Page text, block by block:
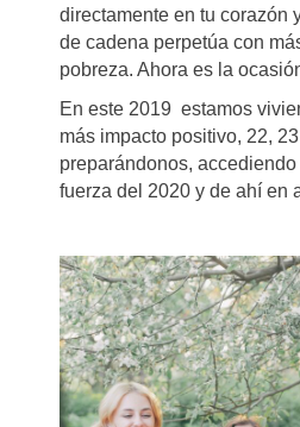
directamente en tu corazón
de cadena perpetúa con
pobreza. Ahora es la
En este 2019 estamos
más impacto positivo, 22,
preparándonos,
fuerza del 2020 y de ahí en